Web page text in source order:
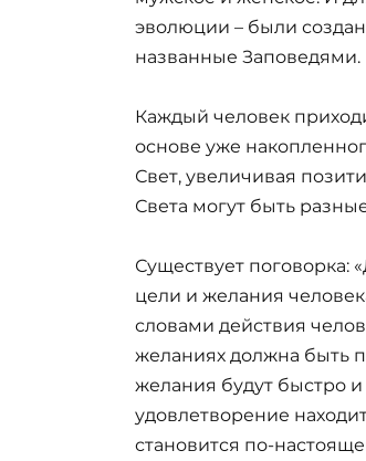
эволюции – были
названные Заповедями.
Каждый человек
основе уже
Свет, увеличивая
Света могут быть
Существует поговорка:
цели и желания
словами действия
желаниях должна быть
желания будут быстро
удовлетворение
становится по-